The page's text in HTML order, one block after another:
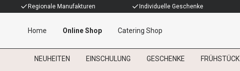
Regionale Manufakturen Individuelle Geschenke
Home Online Shop Catering Shop
NEUHEITEN EINSCHULUNG GESCHENKE FRÜHSTÜCK